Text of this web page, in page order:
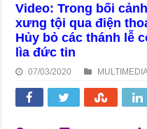
Video: Trong bối
xưng tội qua điện
Hủy bỏ các thánh lễ
lìa đức tin
07/03/2020